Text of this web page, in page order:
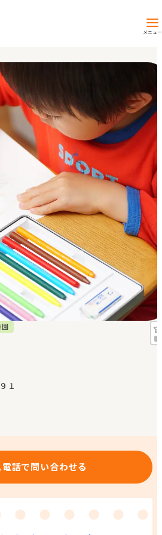
メニュー
園
１
電話で問い合わせる